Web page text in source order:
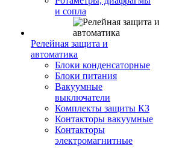
и сопла
Релейная защита и
автоматика
Блоки конденсаторные
Блоки питания
Вакуумные
выключатели
Комплекты защиты КЗ
Контакторы вакуумные
Контакторы
электромагнитные